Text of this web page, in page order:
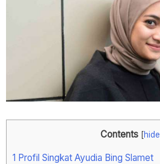
Contents [hide
1 Profil Singkat Ayudia Bing Slamet